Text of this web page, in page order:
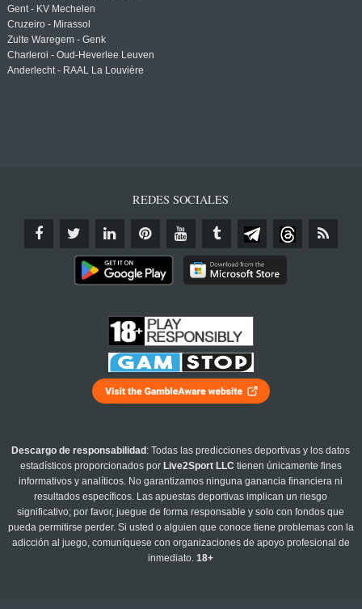
Gent - KV Mechelen
Cruzeiro - Mirassol
Zulte Waregem - Genk
Charleroi - Oud-Heverlee Leuven
Anderlecht - RAAL La Louvière
REDES SOCIALES
Descargo de responsabilidad : Todas las predicciones deportivas y los datos
estadísticos proporcionados por Live2Sport LLC tienen únicamente fines
informativos y analíticos. No garantizamos ninguna ganancia financiera ni
resultados específicos. Las apuestas deportivas implican un riesgo
significativo; por favor, juegue de forma responsable y solo con fondos que
pueda permitirse perder. Si usted o alguien que conoce tiene problemas con la
adicción al juego, comuníquese con organizaciones de apoyo profesional de
inmediato.18+